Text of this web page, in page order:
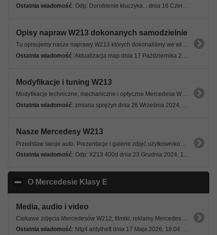
Ostatnia wiadomość: Odp: Dorobienie kluczyka... dnia 16 Czerwca 2026, 21:29 06s
Opisy napraw W213 dokonanych samodzielnie
Tu opisujemy nasze naprawy W213 których dokonaliśmy we własnym zakresie. Nie zgłaszamy tu problemów tylko podajemy gotowe rozwiązania.
Ostatnia wiadomość: Aktualizacja map dnia 17 Października 2025, 15:25 19s
Modyfikacje i tuning W213
Modyfikacje techniczne, mechaniczne i optyczne Mercedesa W213.
Ostatnia wiadomość: zmiana sprężyn dnia 26 Września 2024, 21:46 04s
Nasze Mercedesy W213
Ostatnia wiadomość: Odp: X213 400d dnia 23 Grudnia 2024, 14:35 10s
O Mercedesie Klasy E
Media, audio i video
Ciekawe zdjęcia Mercedesów W212, filmiki, reklamy Mercedesa i muzyka.
Ostatnia wiadomość: Ntg4 antytheft dnia 17 Maja 2026, 18:04 53s